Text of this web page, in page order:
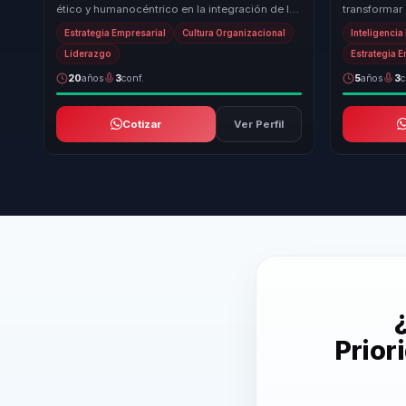
ético y humanocéntrico en la integración de la
inteligencia artificial y el desarrollo de Power ...
Estrategia Empresarial Cultura Organizacional
Liderazgo
20años 3conf.
Cotizar Ver Perfil
transformar
enfoque
Inteligencia
Estrategia
5años 3